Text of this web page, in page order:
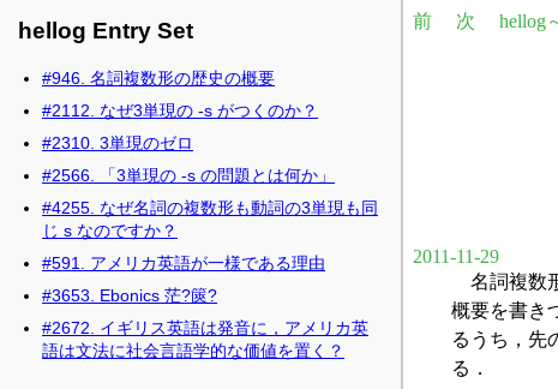
hellog Entry Set
#946. 名詞複数形の歴史の概要
#2112. なぜ3単現の -s がつくのか？
#2310. 3単現のゼロ
#2566. 「3単現の -s の問題とは何か」
#4255. なぜ名詞の複数形も動詞の3単現も同
じ s なのですか？
#591. アメリカ英語が一様である理由
#3653. Ebonics 茫?篋?
#2672. イギリス英語は発音に，アメリカ英
語は文法に社会言語学的な価値を置く？